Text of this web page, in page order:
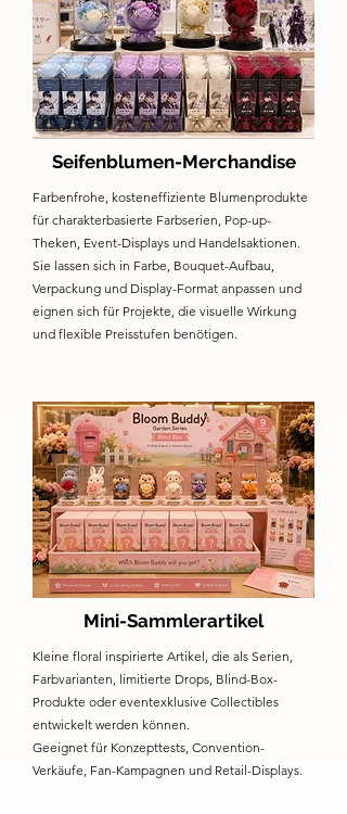
Seifenblumen-Merchandise
Farbenfrohe, kosteneffiziente Blumenprodukte
für charakterbasierte Farbserien, Pop-up-
Theken, Event-Displays und Handelsaktionen.
Sie lassen sich in Farbe, Bouquet-Aufbau,
Verpackung und Display-Format anpassen und
eignen sich für Projekte, die visuelle Wirkung
und flexible Preisstufen benötigen.
Mini-Sammlerartikel
Kleine floral inspirierte Artikel, die als Serien,
Farbvarianten, limitierte Drops, Blind-Box-
Produkte oder eventexklusive Collectibles
entwickelt werden können.
Geeignet für Konzepttests, Convention-
Verkäufe, Fan-Kampagnen und Retail-Displays.